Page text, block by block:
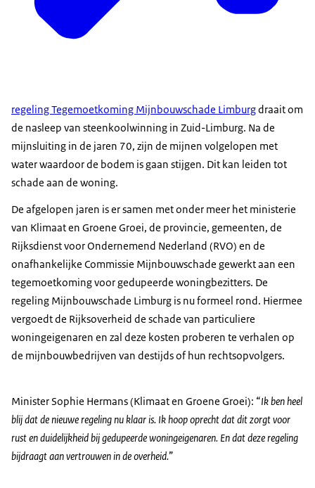
regeling Tegemoetkoming Mijnbouwschade Limburgdraait om
de nasleep van steenkoolwinning in Zuid-Limburg. Na de
mijnsluiting in de jaren 70, zijn de mijnen volgelopen met
water waardoor de bodem is gaan stijgen. Dit kan leiden tot
schade aan de woning.
De afgelopen jaren is er samen met onder meer het ministerie
van Klimaat en Groene Groei, de provincie, gemeenten, de
Rijksdienst voor Ondernemend Nederland (RVO) en de
onafhankelijke Commissie Mijnbouwschade gewerkt aan een
tegemoetkoming voor gedupeerde woningbezitters. De
regeling Mijnbouwschade Limburg is nu formeel rond. Hiermee
vergoedt de Rijksoverheid de schade van particuliere
woningeigenaren en zal deze kosten proberen te verhalen op
de mijnbouwbedrijven van destijds of hun rechtsopvolgers.
Minister Sophie Hermans (Klimaat en Groene Groei): “Ik ben heel
blij dat de nieuwe regeling nu klaar is. Ik hoop oprecht dat dit zorgt voor
rust en duidelijkheid bij gedupeerde woningeigenaren. En dat deze regeling
bijdraagt aan vertrouwen in de overheid.”